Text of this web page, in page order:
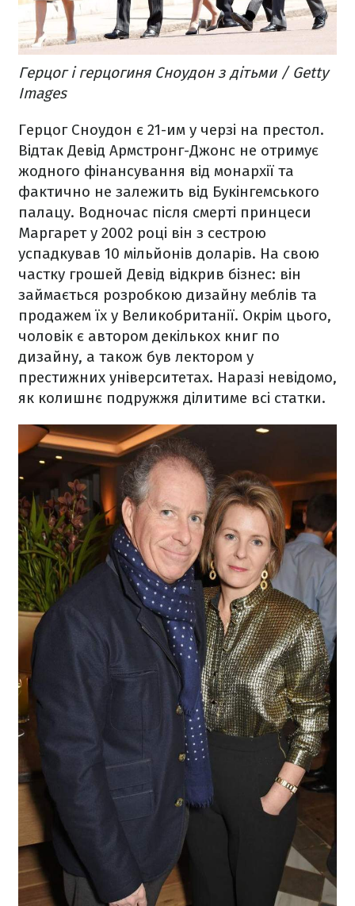
Герцог і герцогиня Сноудон з дітьми / Getty
Images
Герцог Сноудон є 21-им у черзі на престол.
Відтак Девід Армстронг-Джонс не отримує
жодного фінансування від монархії та
фактично не залежить від Букінгемського
палацу. Водночас після смерті принцеси
Маргарет у 2002 році він з сестрою
успадкував 10 мільйонів доларів. На свою
частку грошей Девід відкрив бізнес: він
займається розробкою дизайну меблів та
продажем їх у Великобританії. Окрім цього,
чоловік є автором декількох книг по
дизайну, а також був лектором у
престижних університетах. Наразі невідомо,
як колишнє подружжя ділитиме всі статки.